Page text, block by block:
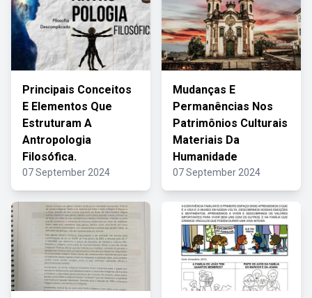
Principais Conceitos
E Elementos Que
Estruturam A
Antropologia
Filosófica.
07 September 2024
Mudanças E
Permanências Nos
Patrimônios Culturais
Materiais Da
Humanidade
07 September 2024